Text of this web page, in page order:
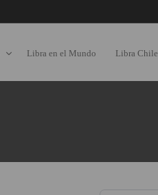
Libra en el Mundo Libra Chile